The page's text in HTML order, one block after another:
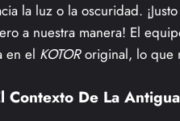
la luz o la oscuridad.
a nuestra manera! El
en el KOTORoriginal, lo que
Contexto De La